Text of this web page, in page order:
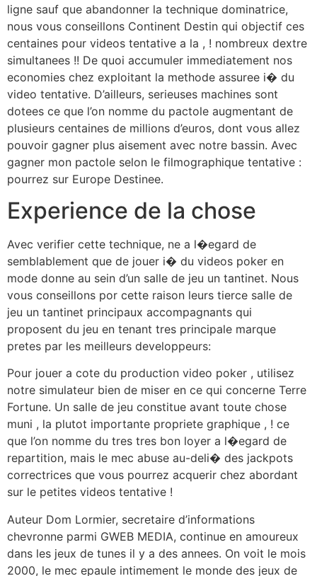
ligne sauf que abandonner la technique dominatrice,
nous vous conseillons Continent Destin qui objectif ces
centaines pour videos tentative a la , ! nombreux dextre
simultanees !! De quoi accumuler immediatement nos
economies chez exploitant la methode assuree i� du
video tentative. D’ailleurs, serieuses machines sont
dotees ce que l’on nomme du pactole augmentant de
plusieurs centaines de millions d’euros, dont vous allez
pouvoir gagner plus aisement avec notre bassin. Avec
gagner mon pactole selon le filmographique tentative :
pourrez sur Europe Destinee.
Experience de la chose
Avec verifier cette technique, ne a l�egard de
semblablement que de jouer i� du videos poker en
mode donne au sein d’un salle de jeu un tantinet. Nous
vous conseillons por cette raison leurs tierce salle de
jeu un tantinet principaux accompagnants qui
proposent du jeu en tenant tres principale marque
pretes par les meilleurs developpeurs:
Pour jouer a cote du production video poker , utilisez
notre simulateur bien de miser en ce qui concerne Terre
Fortune. Un salle de jeu constitue avant toute chose
muni , la plutot importante propriete graphique , ! ce
que l’on nomme du tres tres bon loyer a l�egard de
repartition, mais le mec abuse au-deli� des jackpots
correctrices que vous pourrez acquerir chez abordant
sur le petites videos tentative !
Auteur Dom Lormier, secretaire d’informations
chevronne parmi GWEB MEDIA, continue en amoureux
dans les jeux de tunes il y a des annees. On voit le mois
2000, le mec epaule intimement le monde des jeux de